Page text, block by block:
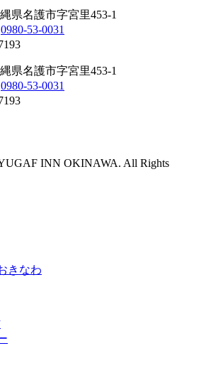
県名護市字宮里453-1
0980-53-0031
県名護市字宮里453-1
0980-53-0031
INN OKINAWA. All Rights